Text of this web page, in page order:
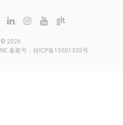
© 2026
备案号： 桂ICP备15001335号